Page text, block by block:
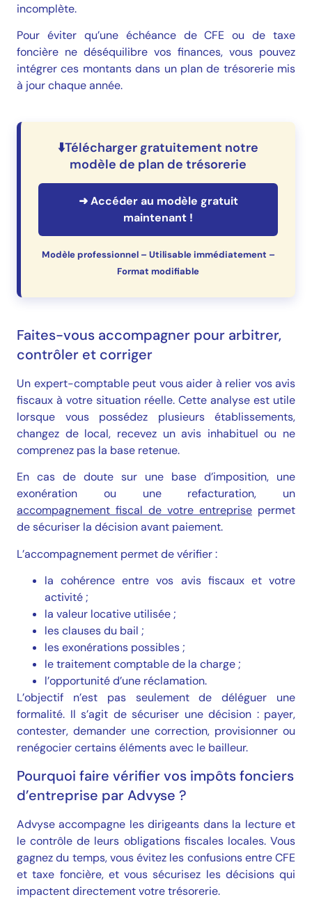
incomplète.
Pour éviter qu’une échéance de CFE ou de taxe
foncière ne déséquilibre vos finances, vous pouvez
intégrer ces montants dans un plan de trésorerie mis
à jour chaque année.
⬇️Télécharger gratuitement notre
modèle de plan de trésorerie
➜ Accéder au modèle gratuit
maintenant !
Modèle professionnel – Utilisable immédiatement –
Format modifiable
Faites-vous accompagner pour arbitrer,
contrôler et corriger
Un expert-comptable peut vous aider à relier vos avis
fiscaux à votre situation réelle. Cette analyse est utile
lorsque vous possédez plusieurs établissements,
changez de local, recevez un avis inhabituel ou ne
comprenez pas la base retenue.
En cas de doute sur une base d’imposition, une
exonération ou une refacturation, un
accompagnement fiscal de votre entreprise permet
de sécuriser la décision avant paiement.
L’accompagnement permet de vérifier :
la cohérence entre vos avis fiscaux et votre
activité ;
la valeur locative utilisée ;
les clauses du bail ;
les exonérations possibles ;
le traitement comptable de la charge ;
l’opportunité d’une réclamation.
L’objectif n’est pas seulement de déléguer une
formalité. Il s’agit de sécuriser une décision : payer,
contester, demander une correction, provisionner ou
renégocier certains éléments avec le bailleur.
Pourquoi faire vérifier vos impôts fonciers
d’entreprise par Advyse ?
Advyse accompagne les dirigeants dans la lecture et
le contrôle de leurs obligations fiscales locales. Vous
gagnez du temps, vous évitez les confusions entre CFE
et taxe foncière, et vous sécurisez les décisions qui
impactent directement votre trésorerie.
Prendre rendez-vous